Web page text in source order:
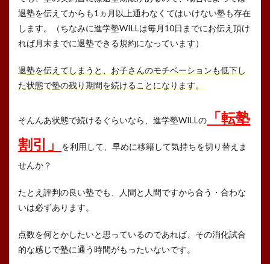
退塾を伝えてからも1ヵ月以上通わなくてはいけない塾も存在
します。（ちなみに進学塾WILLは毎月10日までにお伝え頂け
れば月末までに退塾できる規約になっています）
退塾を伝えてしまうと、お子さんのモチベーションも低下し
た状態で塾の残り期間を続けることになります。
そんんあ状態で続けるぐらいなら、進学塾WILLの
「転塾
割引」
を利用して、早めに移籍して気持ちを切り替えま
せんか？
たとえ評判の良い塾でも、人間と人間ですから合う・合わな
いは必ずあります。
点数を何とかしたいと思っているのであれば、その消化試合
的な感じで塾に通う時間がもったいないです。